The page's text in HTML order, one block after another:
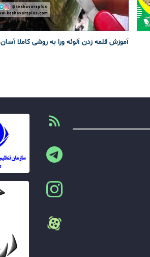
آموزش قلمه زدن آلوئه ورا به روشی کاملا آسان